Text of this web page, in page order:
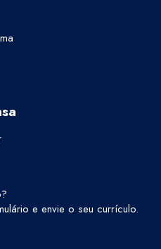
e envie o seu currículo.